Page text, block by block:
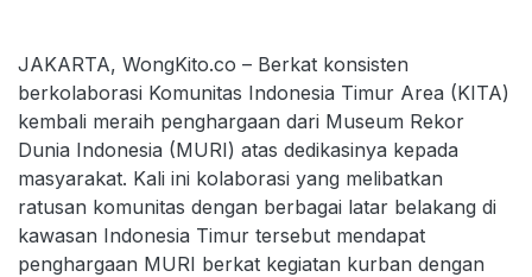
JAKARTA, WongKito.co – Berkat konsisten
berkolaborasi Komunitas Indonesia Timur Area (KITA)
kembali meraih penghargaan dari Museum Rekor
Dunia Indonesia (MURI) atas dedikasinya kepada
masyarakat. Kali ini kolaborasi yang melibatkan
ratusan komunitas dengan berbagai latar belakang di
kawasan Indonesia Timur tersebut mendapat
penghargaan MURI berkat kegiatan kurban dengan